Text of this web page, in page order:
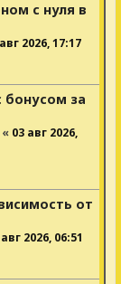
с нуля в
2026, 17:17
бонусом за
« 03 авг 2026,
от
2026, 06:51